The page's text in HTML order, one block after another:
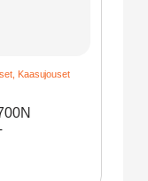
Kaasujouset